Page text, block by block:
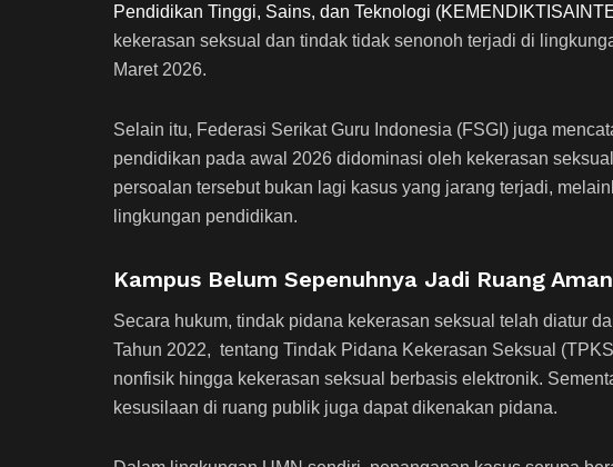
Pendidikan Tinggi, Sains, dan Teknologi
kekerasan seksual dan tindak tidak senonoh terjadi di
Maret 2026.
Selain itu, Federasi Serikat Guru Indonesia (FSGI) juga
pendidikan pada awal 2026 didominasi oleh kekerasan
persoalan tersebut bukan lagi kasus yang jarang terjadi,
lingkungan pendidikan.
Kampus Belum Sepenuhnya Jadi Ruang Aman
Secara hukum, tindak pidana kekerasan seksual telah diatur
Tahun 2022, tentang Tindak Pidana Kekerasan Seksual
nonfisik hingga kekerasan seksual berbasis elektronik.
kesusilaan di ruang publik juga dapat dikenakan pidana.